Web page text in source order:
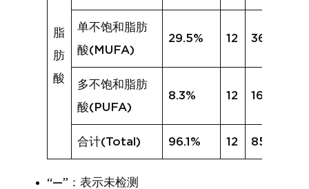
脂
肪
酸
单不饱和脂肪
酸(MUFA)
29.5% 12 36.9%
多不饱和脂肪
酸(PUFA)
8.3% 12 16.9%
合计(Total) 96.1% 12 85.8%
“—”：表示未检测